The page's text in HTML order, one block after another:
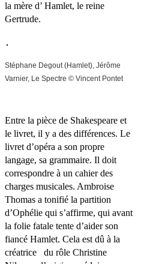
la mère d’ Hamlet, le reine
Gertrude.
Stéphane Degout (Hamlet), Jérôme
Varnier, Le Spectre © Vincent Pontet
Entre la pièce de Shakespeare et
le livret, il y a des différences. Le
livret d’opéra a son propre
langage, sa grammaire. Il doit
correspondre à un cahier des
charges musicales. Ambroise
Thomas a tonifié la partition
d’Ophélie qui s’affirme, qui avant
la folie fatale tente d’aider son
fiancé Hamlet. Cela est dû à la
créatrice
du rôle Christine